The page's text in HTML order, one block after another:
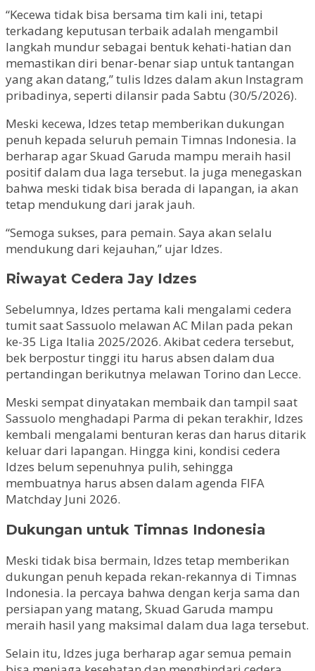
“Kecewa tidak bisa bersama tim kali ini, tetapi
terkadang keputusan terbaik adalah mengambil
langkah mundur sebagai bentuk kehati-hatian dan
memastikan diri benar-benar siap untuk tantangan
yang akan datang,” tulis Idzes dalam akun Instagram
pribadinya, seperti dilansir pada Sabtu (30/5/2026).
Meski kecewa, Idzes tetap memberikan dukungan
penuh kepada seluruh pemain Timnas Indonesia. Ia
berharap agar Skuad Garuda mampu meraih hasil
positif dalam dua laga tersebut. Ia juga menegaskan
bahwa meski tidak bisa berada di lapangan, ia akan
tetap mendukung dari jarak jauh.
“Semoga sukses, para pemain. Saya akan selalu
mendukung dari kejauhan,” ujar Idzes.
Riwayat Cedera Jay Idzes
Sebelumnya, Idzes pertama kali mengalami cedera
tumit saat Sassuolo melawan AC Milan pada pekan
ke-35 Liga Italia 2025/2026. Akibat cedera tersebut,
bek berpostur tinggi itu harus absen dalam dua
pertandingan berikutnya melawan Torino dan Lecce.
Meski sempat dinyatakan membaik dan tampil saat
Sassuolo menghadapi Parma di pekan terakhir, Idzes
kembali mengalami benturan keras dan harus ditarik
keluar dari lapangan. Hingga kini, kondisi cedera
Idzes belum sepenuhnya pulih, sehingga
membuatnya harus absen dalam agenda FIFA
Matchday Juni 2026.
Dukungan untuk Timnas Indonesia
Meski tidak bisa bermain, Idzes tetap memberikan
dukungan penuh kepada rekan-rekannya di Timnas
Indonesia. Ia percaya bahwa dengan kerja sama dan
persiapan yang matang, Skuad Garuda mampu
meraih hasil yang maksimal dalam dua laga tersebut.
Selain itu, Idzes juga berharap agar semua pemain